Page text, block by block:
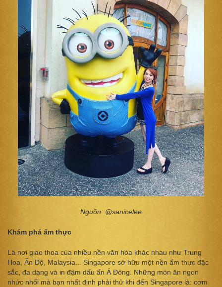
Nguồn: @sanicelee
Khám phá ẩm thực
Là nơi giao thoa của nhiều nền văn hóa khác nhau như Trung
Hoa, Ấn Độ, Malaysia... Singapore sở hữu một nền ẩm thực đặc
sắc, đa dạng và in đậm dấu ấn Á Đông. Những món ăn ngon
nhức nhối mà bạn nhất định phải thử khi đến Singapore là: cơm